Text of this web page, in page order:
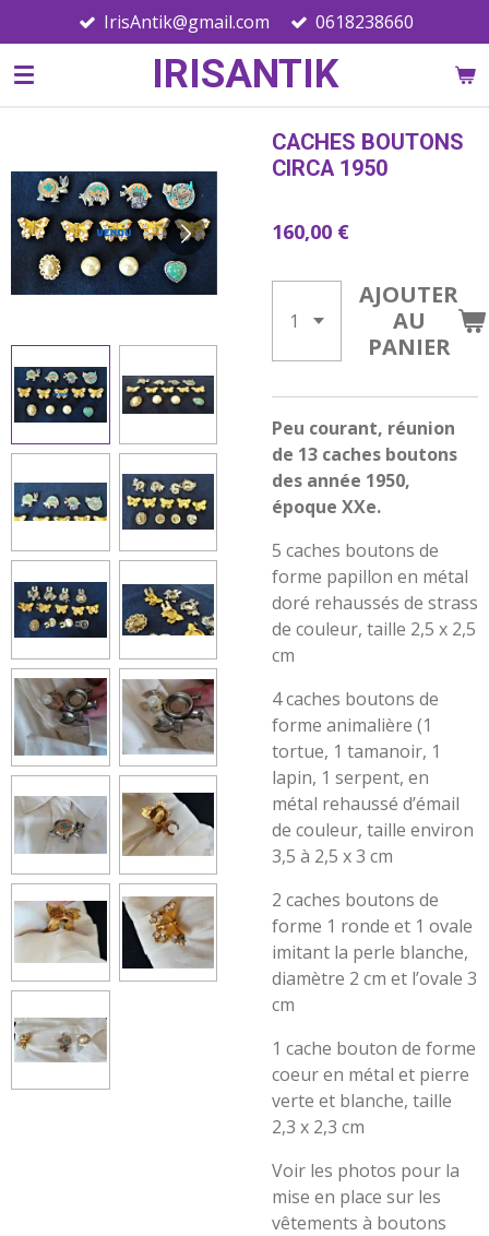
au
contenu
IRISANTIK
IrisAntik@gmail.com 0618238660
CACHES BOUTONS
CIRCA 1950
160,00 €
AJOUTER
AU
PANIER
Peu courant, réunion
de 13 caches boutons
des année 1950,
époque XXe.
5 caches boutons de
forme papillon en métal
doré rehaussés de strass
de couleur, taille 2,5 x 2,5
cm
4 caches boutons de
forme animalière (1
tortue, 1 tamanoir, 1
lapin, 1 serpent, en
métal rehaussé d’émail
de couleur, taille environ
3,5 à 2,5 x 3 cm
2 caches boutons de
forme 1 ronde et 1 ovale
imitant la perle blanche,
diamètre 2 cm et l’ovale 3
cm
1 cache bouton de forme
coeur en métal et pierre
verte et blanche, taille
2,3 x 2,3 cm
Voir les photos pour la
mise en place sur les
vêtements à boutons